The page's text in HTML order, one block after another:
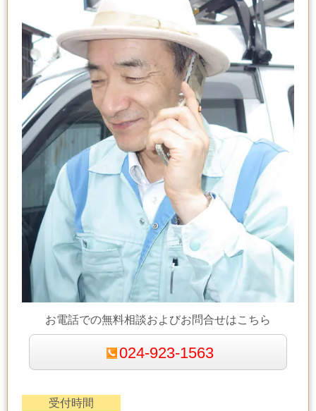
お電話での無料相談およびお問合せはこちら
024-923-1563
受付時間